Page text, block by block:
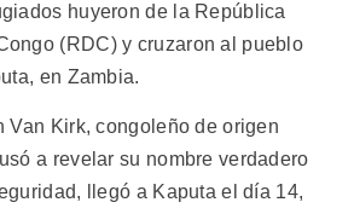
huyeron de la República
(RDC) y cruzaron al pueblo
en Zambia.
Van Kirk, congoleño de origen
a revelar su nombre verdadero
llegó a Kaputa el día 14,